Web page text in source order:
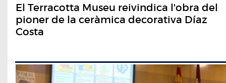
El Terracotta Museu reivindica l'obra del
pioner de la ceràmica decorativa Díaz
Costa